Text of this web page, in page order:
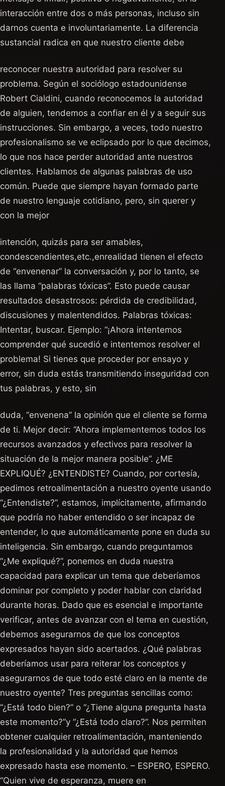
interacción entre dos o más personas, incluso sin
darnos cuenta e involuntariamente. La diferencia
sustancial radica en que nuestro cliente debe
reconocer nuestra autoridad para resolver su
problema. Según el sociólogo estadounidense
Robert Cialdini, cuando reconocemos la autoridad
de alguien, tendemos a confiar en él y a seguir sus
instrucciones. Sin embargo, a veces, todo nuestro
profesionalismo se ve eclipsado por lo que decimos,
lo que nos hace perder autoridad ante nuestros
clientes. Hablamos de algunas palabras de uso
común. Puede que siempre hayan formado parte
de nuestro lenguaje cotidiano, pero, sin querer y
con la mejor
intención, quizás para ser amables,
condescendientes,etc.,enrealidad tienen el efecto
de “envenenar” la conversación y, por lo tanto, se
las llama “palabras tóxicas”. Esto puede causar
resultados desastrosos: pérdida de credibilidad,
discusiones y malentendidos. Palabras tóxicas:
Intentar, buscar. Ejemplo: “¡Ahora intentemos
comprender qué sucedió e intentemos resolver el
problema! Si tienes que proceder por ensayo y
error, sin duda estás transmitiendo inseguridad con
tus palabras, y esto, sin
duda, “envenena” la opinión que el cliente se forma
de ti. Mejor decir: “Ahora implementemos todos los
recursos avanzados y efectivos para resolver la
situación de la mejor manera posible”. ¿ME
EXPLIQUÉ? ¿ENTENDISTE? Cuando, por cortesía,
pedimos retroalimentación a nuestro oyente usando
“¿Entendiste?”, estamos, implícitamente, afirmando
que podría no haber entendido o ser incapaz de
entender, lo que automáticamente pone en duda su
inteligencia. Sin embargo, cuando preguntamos
“¿Me expliqué?”, ponemos en duda nuestra
capacidad para explicar un tema que deberíamos
dominar por completo y poder hablar con claridad
durante horas. Dado que es esencial e importante
verificar, antes de avanzar con el tema en cuestión,
debemos asegurarnos de que los conceptos
expresados hayan sido acertados. ¿Qué palabras
deberíamos usar para reiterar los conceptos y
asegurarnos de que todo esté claro en la mente de
nuestro oyente? Tres preguntas sencillas como:
“¿Está todo bien?” o “¿Tiene alguna pregunta hasta
este momento?”y “¿Está todo claro?”. Nos permiten
obtener cualquier retroalimentación, manteniendo
la profesionalidad y la autoridad que hemos
expresado hasta ese momento. – ESPERO, ESPERO.
“Quien vive de esperanza, muere en